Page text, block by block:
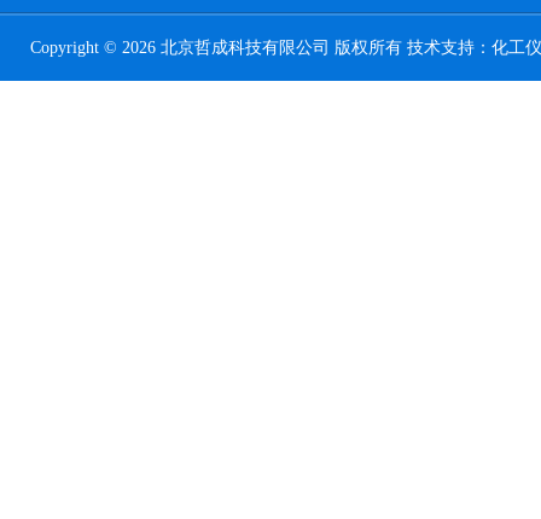
Copyright © 2026 北京哲成科技有限公司 版权所有 技术支持： 化工